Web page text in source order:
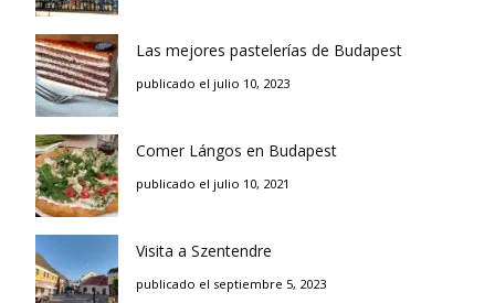
Las mejores pastelerías de Budapest
publicado el julio 10, 2023
Comer Lángos en Budapest
publicado el julio 10, 2021
Visita a Szentendre
publicado el septiembre 5, 2023